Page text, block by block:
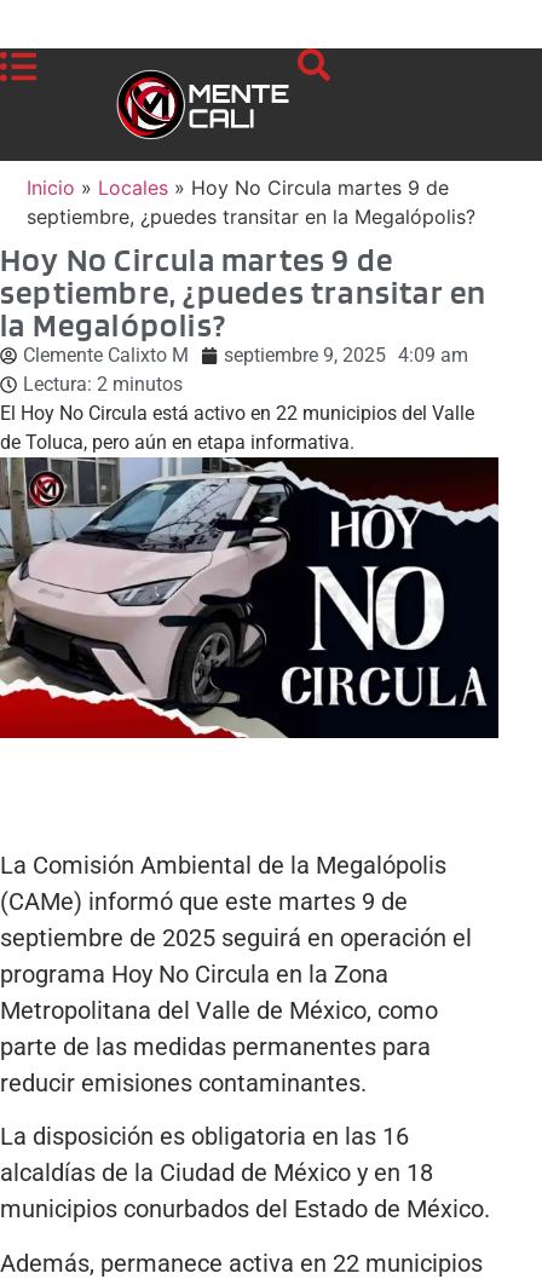
Inicio » Locales » Hoy No Circula martes 9 de
septiembre, ¿puedes transitar en la Megalópolis?
Hoy No Circula martes 9 de
septiembre, ¿puedes transitar en
la Megalópolis?
Clemente Calixto M septiembre 9, 2025 4:09 am
Lectura: 2 minutos
El Hoy No Circula está activo en 22 municipios del Valle
de Toluca, pero aún en etapa informativa.
La Comisión Ambiental de la Megalópolis
(CAMe) informó que este martes 9 de
septiembre de 2025 seguirá en operación el
programa Hoy No Circula en la Zona
Metropolitana del Valle de México, como
parte de las medidas permanentes para
reducir emisiones contaminantes.
La disposición es obligatoria en las 16
alcaldías de la Ciudad de México y en 18
municipios conurbados del Estado de México.
Además, permanece activa en 22 municipios